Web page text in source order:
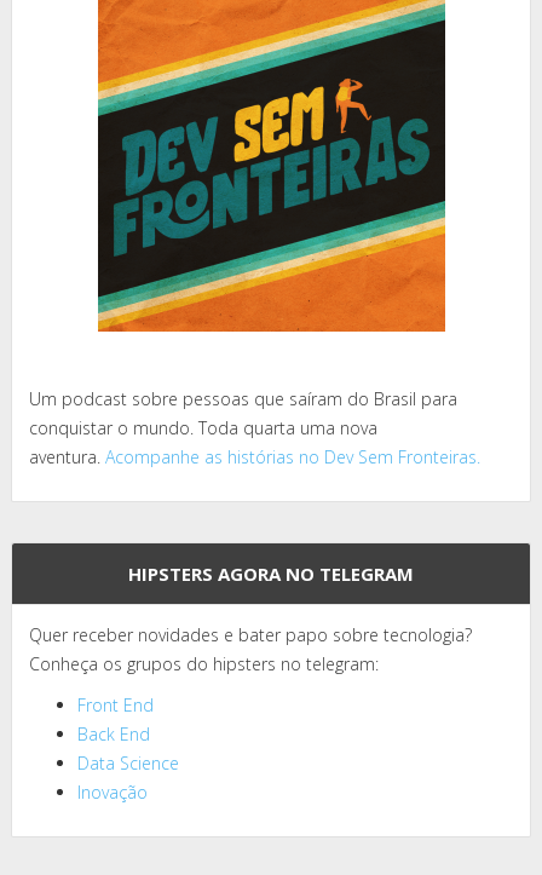
Um podcast sobre pessoas que saíram do Brasil para
conquistar o mundo. Toda quarta uma nova
aventura. Acompanhe as histórias no Dev Sem Fronteiras.
HIPSTERS AGORA NO TELEGRAM
Quer receber novidades e bater papo sobre tecnologia?
Conheça os grupos do hipsters no telegram:
Front End
Back End
Data Science
Inovação